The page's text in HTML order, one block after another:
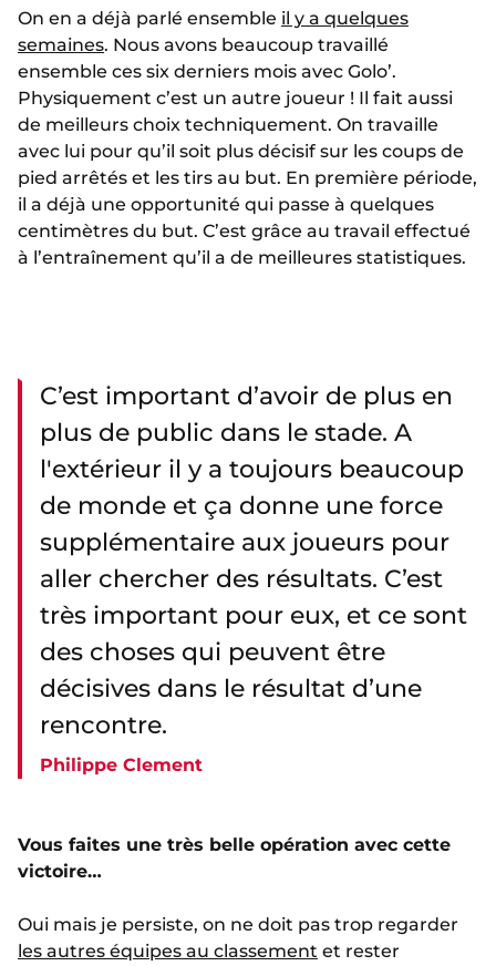
On en a déjà parlé ensemble il y a quelques
semaines. Nous avons beaucoup travaillé
ensemble ces six derniers mois avec Golo’.
Physiquement c’est un autre joueur ! Il fait aussi
de meilleurs choix techniquement. On travaille
avec lui pour qu’il soit plus décisif sur les coups de
pied arrêtés et les tirs au but. En première période,
il a déjà une opportunité qui passe à quelques
centimètres du but. C’est grâce au travail effectué
à l’entraînement qu’il a de meilleures statistiques.
C’est important d’avoir de plus en
plus de public dans le stade. A
l'extérieur il y a toujours beaucoup
de monde et ça donne une force
supplémentaire aux joueurs pour
aller chercher des résultats. C’est
très important pour eux, et ce sont
des choses qui peuvent être
décisives dans le résultat d’une
rencontre.
Philippe Clement
Vous faites une très belle opération avec cette
victoire…
Oui mais je persiste, on ne doit pas trop regarder
les autres équipes au classement et rester